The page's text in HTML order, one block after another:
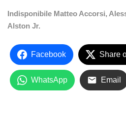
Indisponibile Matteo Accorsi,
Alston Jr.
Facebook Share
WhatsApp Email